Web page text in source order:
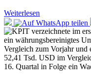
Weiterlesen